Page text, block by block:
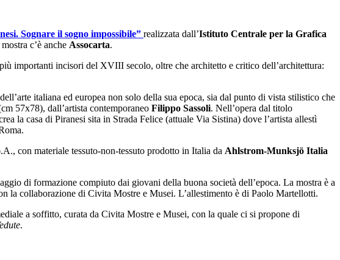
Sognare il sogno impossibile” realizzata dall’Istituto Centrale per la Grafica
c’è anche Assocarta.
importanti incisori del XVIII secolo, oltre che architetto e critico dell’architettura:
italiana ed europea non solo della sua epoca, sia dal punto di vista stilistico che
57x78), dall’artista contemporaneo Filippo Sassoli. Nell’opera dal titolo
la casa di Piranesi sita in Strada Felice (attuale Via Sistina) dove l’artista allestì
con materiale tessuto-non-tessuto prodotto in Italia da Ahlstrom-Munksjö Italia
di formazione compiuto dai giovani della buona società dell’epoca. La mostra è a
la collaborazione di Civita Mostre e Musei. L’allestimento è di Paolo Martellotti.
a soffitto, curata da Civita Mostre e Musei, con la quale ci si propone di
.